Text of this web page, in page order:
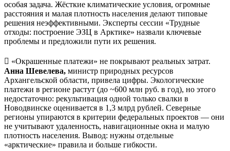
особая задача. Жёсткие климатические условия, огромные
расстояния и малая плотность населения делают типовые
решения неэффективными. Эксперты сессии «Трудные
отходы: построение ЭЗЦ в Арктике» назвали ключевые
проблемы и предложили пути их решения.
 «Окрашенные платежи» не покрывают реальных затрат.
Анна Шевелева, министр природных ресурсов
Архангельской области, привела цифры. Экологические
платежи в регионе растут (до ~600 млн руб. в год), но этого
недостаточно: рекультивация одной только свалки в
Новодвинске оценивается в 1,3 млрд рублей. Северные
регионы упираются в критерии федеральных проектов — они
не учитывают удаленность, навигационные окна и малую
плотность населения. Вывод: нужны отдельные
«арктические» правила и больше гибкости.